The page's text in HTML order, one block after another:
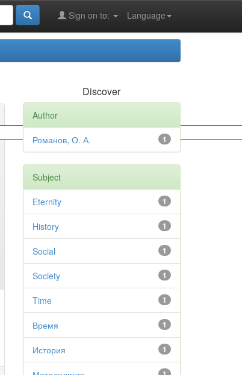
Language
Sign on to:
Discover
Author
1
Романов, О. А.
Subject
1
Eternity
1
History
1
Social
1
Society
1
Time
1
Время
1
История